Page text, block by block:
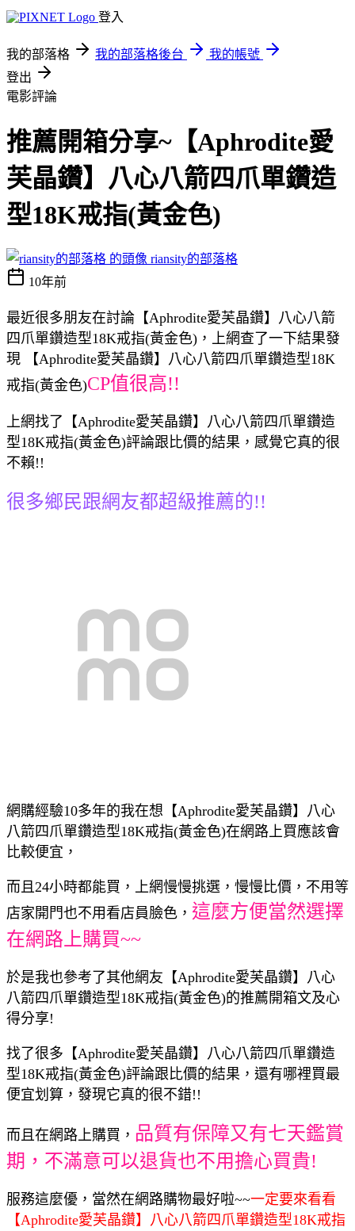
登入
我的部落格 我的部落格後台
我的帳號
登出
電影評論
推薦開箱分享~【Aphrodite愛
芙晶鑽】八心八箭四爪單鑽造
型18K戒指(黃金色)
riansity的部落格
10年前
最近很多朋友在討論【Aphrodite愛芙晶鑽】八心八箭
四爪單鑽造型18K戒指(黃金色)，上網查了一下結果發
現 【Aphrodite愛芙晶鑽】八心八箭四爪單鑽造型18K
戒指(黃金色)CP值很高!!
上網找了【Aphrodite愛芙晶鑽】八心八箭四爪單鑽造
型18K戒指(黃金色)評論跟比價的結果，感覺它真的很
不賴!!
很多鄉民跟網友都超級推薦的!!
網購經驗10多年的我在想【Aphrodite愛芙晶鑽】八心
八箭四爪單鑽造型18K戒指(黃金色)在網路上買應該會
比較便宜，
而且24小時都能買，上網慢慢挑選，慢慢比價，不用等
店家開門也不用看店員臉色， 這麼方便當然選擇
在網路上購買~~
於是我也參考了其他網友【Aphrodite愛芙晶鑽】八心
八箭四爪單鑽造型18K戒指(黃金色)的推薦開箱文及心
得分享!
找了很多【Aphrodite愛芙晶鑽】八心八箭四爪單鑽造
型18K戒指(黃金色)評論跟比價的結果，還有哪裡買最
便宜划算，發現它真的很不錯!!
而且在網路上購買， 品質有保障又有七天鑑賞
期，不滿意可以退貨也不用擔心買貴!
服務這麼優，當然在網路購物最好啦~~一定要來看看
【Aphrodite愛芙晶鑽】八心八箭四爪單鑽造型18K戒指